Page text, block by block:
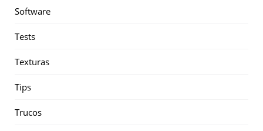
Software
Tests
Texturas
Tips
Trucos